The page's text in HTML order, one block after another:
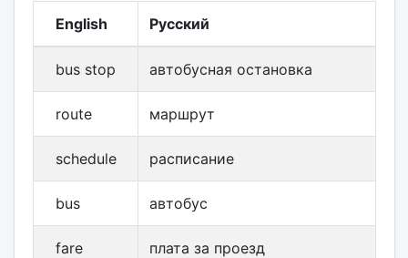
English Русский
bus stop автобусная остановка
route маршрут
schedule расписание
bus автобус
fare плата за проезд